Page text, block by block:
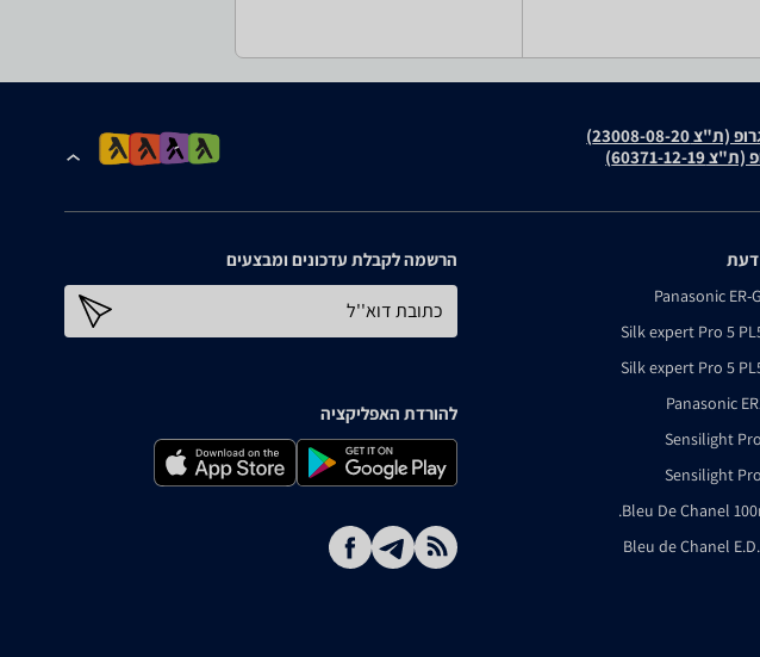
08-20)
12-19)
דעת
Panasonic ER-
Silk expert Pro 5
Silk expert Pro 5
Panasonic
Sensilight
Sensilight
Bleu De Chanel
Bleu de Chanel
הרשמה לקבלת עדכונים ומבצעים
כתובת דוא''ל
להורדת האפליקציה